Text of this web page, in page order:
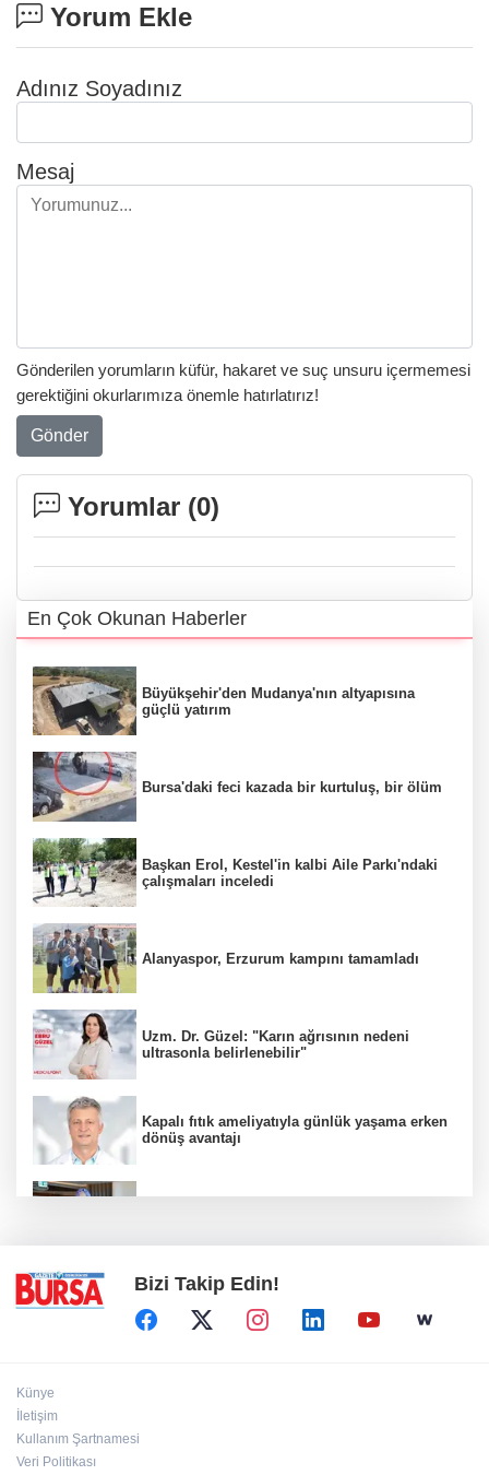
Yorum Ekle
Adınız Soyadınız
Mesaj
Gönderilen yorumların küfür, hakaret ve suç unsuru içermemesi
gerektiğini okurlarımıza önemle hatırlatırız!
Gönder
Yorumlar (0)
En Çok Okunan Haberler
Büyükşehir'den Mudanya'nın altyapısına
güçlü yatırım
Bursa'daki feci kazada bir kurtuluş, bir ölüm
Başkan Erol, Kestel'in kalbi Aile Parkı'ndaki
çalışmaları inceledi
Alanyaspor, Erzurum kampını tamamladı
Uzm. Dr. Güzel: "Karın ağrısının nedeni
ultrasonla belirlenebilir"
Kapalı fıtık ameliyatıyla günlük yaşama erken
dönüş avantajı
Bizi Takip Edin!
Künye
İletişim
Kullanım Şartnamesi
Veri Politikası